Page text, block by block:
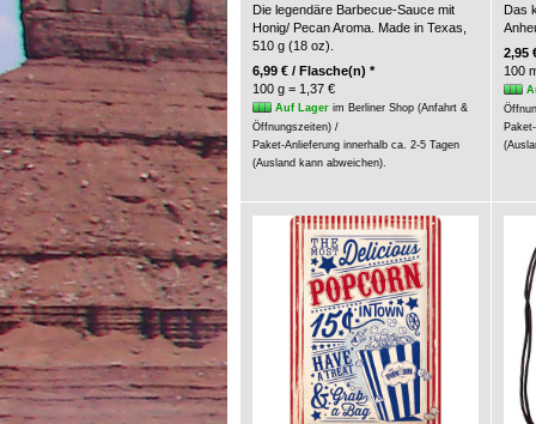
Die legendäre Barbecue-Sauce mit
Honig/ Pecan Aroma. Made in Texas,
510 g (18 oz).
6,99 € / Flasche(n) *
100 g = 1,37 €
Auf Lagerim Berliner Shop (Anfahrt &
Öffnungszeiten) /
Paket-Anlieferung innerhalb ca. 2-5 Tagen
(Ausland kann abweichen).
Das
2,95
100